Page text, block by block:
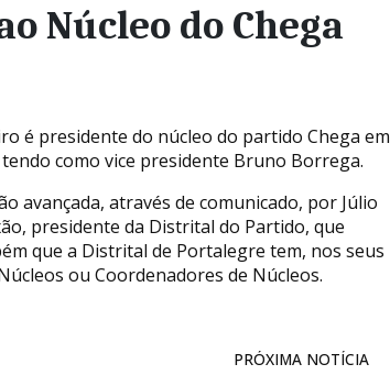
Núcleo do Chega
é presidente do núcleo do partido Chega em
como vice presidente Bruno Borrega.
avançada, através de comunicado, por Júlio
presidente da Distrital do Partido, que
que a Distrital de Portalegre tem, nos seus
ou Coordenadores de Núcleos.
PRÓXIMA NOTÍCIA